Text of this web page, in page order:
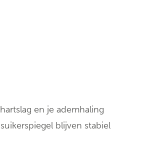
en je ademhaling
blijven stabiel